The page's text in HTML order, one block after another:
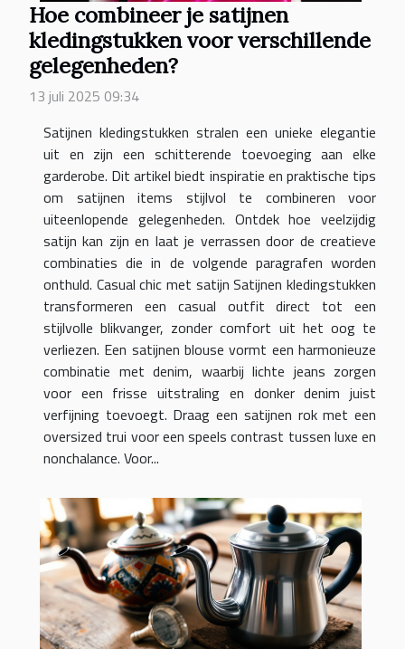
Hoe combineer je satijnen
kledingstukken voor verschillende
gelegenheden?
13 juli 2025 09:34
Satijnen kledingstukken stralen een unieke elegantie
uit en zijn een schitterende toevoeging aan elke
garderobe. Dit artikel biedt inspiratie en praktische tips
om satijnen items stijlvol te combineren voor
uiteenlopende gelegenheden. Ontdek hoe veelzijdig
satijn kan zijn en laat je verrassen door de creatieve
combinaties die in de volgende paragrafen worden
onthuld. Casual chic met satijn Satijnen kledingstukken
transformeren een casual outfit direct tot een
stijlvolle blikvanger, zonder comfort uit het oog te
verliezen. Een satijnen blouse vormt een harmonieuze
combinatie met denim, waarbij lichte jeans zorgen
voor een frisse uitstraling en donker denim juist
verfijning toevoegt. Draag een satijnen rok met een
oversized trui voor een speels contrast tussen luxe en
nonchalance. Voor...